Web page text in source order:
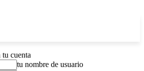
cuenta
tu nombre de usuario